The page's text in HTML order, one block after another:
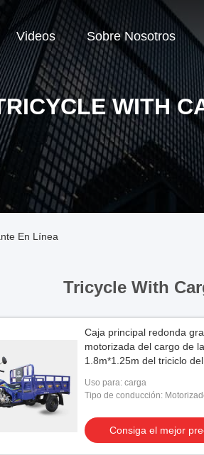
Videos Sobre Nosotros
WITH
En Línea
Tricycle With
Caja principal redonda
motorizada del cargo de
1.8m*1.25m del triciclo del
Uso para: carga
Tipo de conducción:
Consiga el mejor